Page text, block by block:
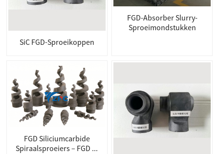
SiC FGD-Sproeikoppen
FGD-Absorber Slurry-
Sproeimondstukken
FGD Siliciumcarbide
Spiraalsproeiers – FGD ...